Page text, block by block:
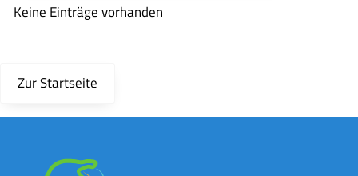
Keine Einträge vorhanden
Zur Startseite